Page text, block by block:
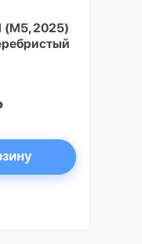
(M5, 2025)